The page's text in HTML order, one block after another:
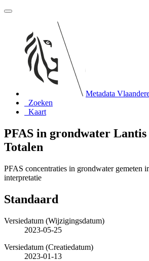
Metadata
Zoeken
Kaart
PFAS in grondwater
Totalen
PFAS concentraties in grondwater gemeten
interpretatie
Standaard
Versiedatum (Wijzigingsdatum)
2023-05-25
Versiedatum (Creatiedatum)
2023-01-13